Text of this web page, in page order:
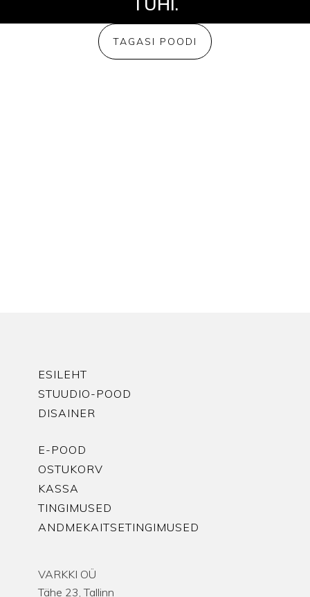
TAGASI POODI
ESILEHT
STUUDIO-POOD
DISAINER
E-POOD
OSTUKORV
KASSA
TINGIMUSED
ANDMEKAITSETINGIMUSED
VARKKI OÜ
Tähe 23, Tallinn